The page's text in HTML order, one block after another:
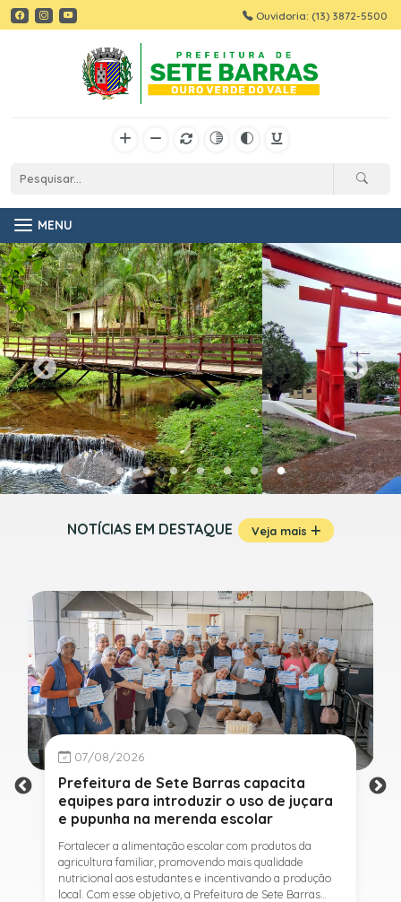
Ouvidoria: (13) 3872-5500
MENU
NOTÍCIAS EM DESTAQUE Veja mais
07/08/2026
Prefeitura de Sete Barras capacita
equipes para introduzir o uso de juçara
e pupunha na merenda escolar
Fortalecer a alimentação escolar com produtos da
agricultura familiar, promovendo mais qualidade
nutricional aos estudantes e incentivando a produção
local. Com esse objetivo, a Prefeitura de Sete Barras